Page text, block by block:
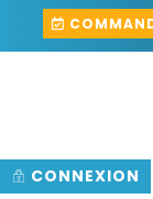
CONNEXION